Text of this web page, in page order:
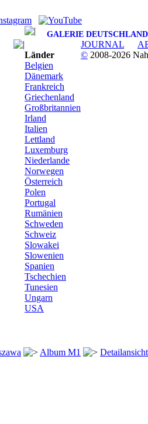
GALERIE DEUTSCHLAND
Länder
Belgien
Dänemark
Frankreich
Griechenland
Großbritannien
Irland
Italien
Lettland
Luxemburg
Niederlande
Norwegen
Österreich
Polen
Portugal
Rumänien
Schweden
Schweiz
Slowakei
Slowenien
Spanien
Tschechien
Tunesien
Ungarn
USA
Album M1 Detailansicht
JOURNAL
© 2008-2026